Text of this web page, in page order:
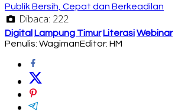
Publik Bersih, Cepat dan Berkeadilan
Dibaca: 222
DigitalLampung TimurLiterasiWebinar
Penulis: WagimanEditor: HM